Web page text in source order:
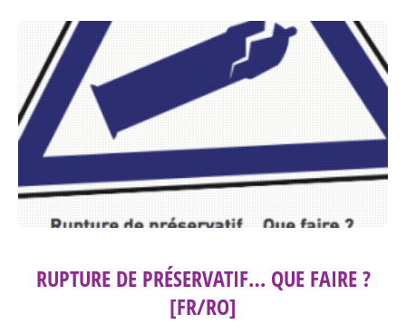
RUPTURE DE PRÉSERVATIF… QUE FAIRE ?
[FR/RO]